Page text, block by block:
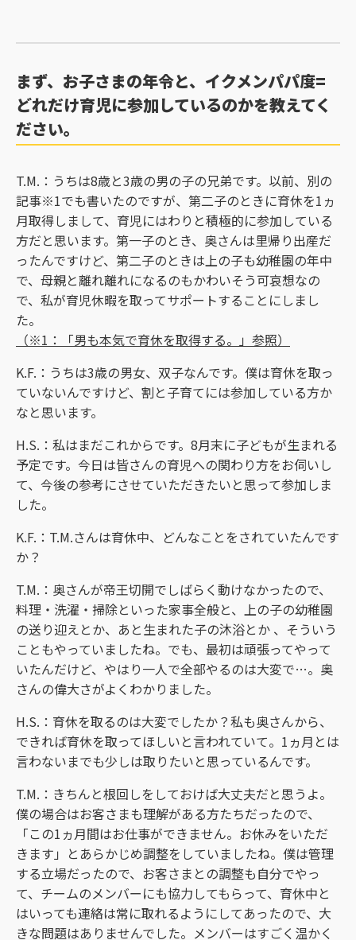
まず、お子さまの年令と、イクメンパパ度=
どれだけ育児に参加しているのかを教えてく
ださい。
T.M.：うちは8歳と3歳の男の子の兄弟です。以前、別の
記事※1でも書いたのですが、第二子のときに育休を1ヵ
月取得しまして、育児にはわりと積極的に参加している
方だと思います。第一子のとき、奥さんは里帰り出産だ
ったんですけど、第二子のときは上の子も幼稚園の年中
で、母親と離れ離れになるのもかわいそう可哀想なの
で、私が育児休暇を取ってサポートすることにしまし
た。
（※1：「男も本気で育休を取得する。」参照）
K.F.：うちは3歳の男女、双子なんです。僕は育休を取っ
ていないんですけど、割と子育てには参加している方か
なと思います。
H.S.：私はまだこれからです。8月末に子どもが生まれる
予定です。今日は皆さんの育児への関わり方をお伺いし
て、今後の参考にさせていただきたいと思って参加しま
した。
K.F.：T.M.さんは育休中、どんなことをされていたんです
か？
T.M.：奥さんが帝王切開でしばらく動けなかったので、
料理・洗濯・掃除といった家事全般と、上の子の幼稚園
の送り迎えとか、あと生まれた子の沐浴とか 、そういう
こともやっていましたね。でも、最初は頑張ってやって
いたんだけど、やはり一人で全部やるのは大変で…。奥
さんの偉大さがよくわかりました。
H.S.：育休を取るのは大変でしたか？私も奥さんから、
できれば育休を取ってほしいと言われていて。1ヵ月とは
言わないまでも少しは取りたいと思っているんです。
T.M.：きちんと根回しをしておけば大丈夫だと思うよ。
僕の場合はお客さまも理解がある方たちだったので、
「この1ヵ月間はお仕事ができません。お休みをいただ
きます」とあらかじめ調整をしていましたね。僕は管理
する立場だったので、お客さまとの調整も自分でやっ
て、チームのメンバーにも協力してもらって、育休中と
はいっても連絡は常に取れるようにしてあったので、大
きな問題はありませんでした。メンバーはすごく温かく